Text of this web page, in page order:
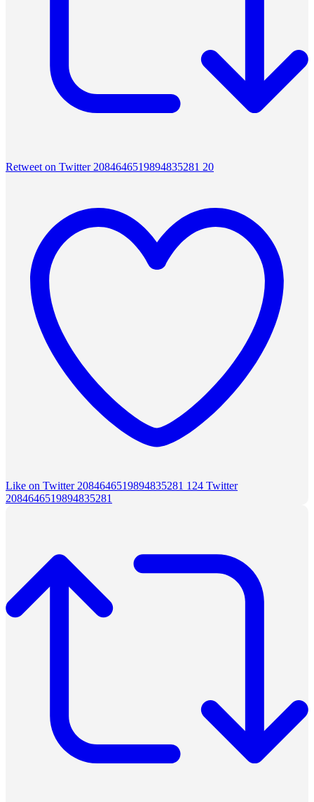
Retweet on Twitter 2084646519894835281 20
Like on Twitter 2084646519894835281 124 Twitter
2084646519894835281